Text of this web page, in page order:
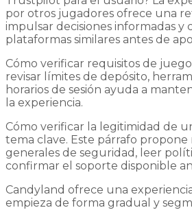
por otros jugadores ofrece una
impulsar decisiones informadas y
plataformas similares antes de
Cómo verificar requisitos de
revisar límites de depósito,
horarios de sesión ayuda a
la experiencia.
Cómo verificar la legitimidad de
tema clave. Este párrafo propone
generales de seguridad, leer
confirmar el soporte disponible
Candyland ofrece una
empieza de forma gradual y